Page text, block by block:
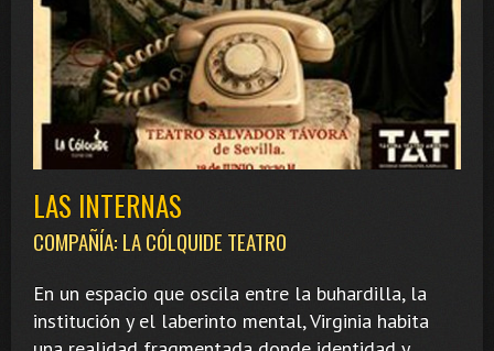
LAS INTERNAS
COMPAÑÍA: LA CÓLQUIDE TEATRO
En un espacio que oscila entre la buhardilla, la
institución y el laberinto mental, Virginia habita